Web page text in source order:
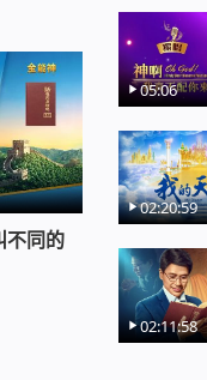
不同的
05:06
02:20:59
02:11:58